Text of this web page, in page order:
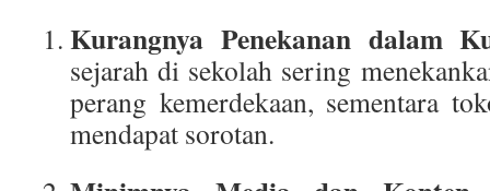
Kurangnya Penekanan dalam
sejarah di sekolah sering
perang kemerdekaan, sementara
mendapat sorotan.